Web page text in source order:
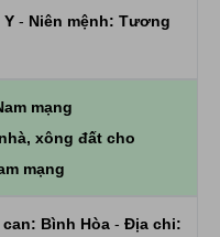
Y - Niên mệnh: Tương
mạng
xông đất cho
mạng
Bình Hòa - Địa chi: